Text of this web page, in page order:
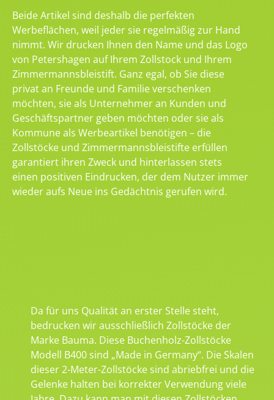
Beide Artikel sind deshalb die perfekten
Werbeflächen, weil jeder sie regelmäßig zur Hand
nimmt. Wir drucken Ihnen den Name und das Logo
von Petershagen auf Ihrem Zollstock und Ihrem
Zimmermannsbleistift. Ganz egal, ob Sie diese
privat an Freunde und Familie verschenken
möchten, sie als Unternehmer an Kunden und
Geschäftspartner geben möchten oder sie als
Kommune als Werbeartikel benötigen – die
Zollstöcke und Zimmermannsbleistifte erfüllen
garantiert ihren Zweck und hinterlassen stets
einen positiven Eindrucken, der dem Nutzer immer
wieder aufs Neue ins Gedächtnis gerufen wird.
Da für uns Qualität an erster Stelle steht,
bedrucken wir ausschließlich Zollstöcke der
Marke Bauma. Diese Buchenholz-Zollstöcke
Modell B400 sind „Made in Germany“. Die Skalen
dieser 2-Meter-Zollstöcke sind abriebfrei und die
Gelenke halten bei korrekter Verwendung viele